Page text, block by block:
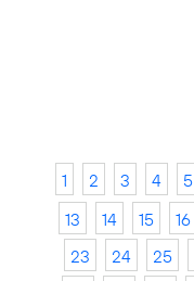
1 2 3 4 5
13
14 15 16
23
24 25